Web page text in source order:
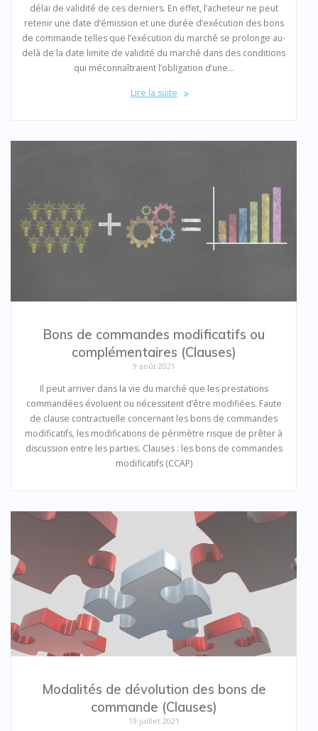
délai de validité de ces derniers. En effet, l’acheteur ne peut
retenir une date d’émission et une durée d’exécution des bons
de commande telles que l’exécution du marché se prolonge au-
delà de la date limite de validité du marché dans des conditions
qui méconnaîtraient l’obligation d’une…
Lire la suite
Bons de commandes modificatifs ou
complémentaires (Clauses)
9 août 2021
Il peut arriver dans la vie du marché que les prestations
commandées évoluent ou nécessitent d’être modifiées. Faute
de clause contractuelle concernant les bons de commandes
modificatifs, les modifications de périmètre risque de prêter à
discussion entre les parties. Clauses : les bons de commandes
modificatifs (CCAP)
Modalités de dévolution des bons de
commande (Clauses)
19 juillet 2021